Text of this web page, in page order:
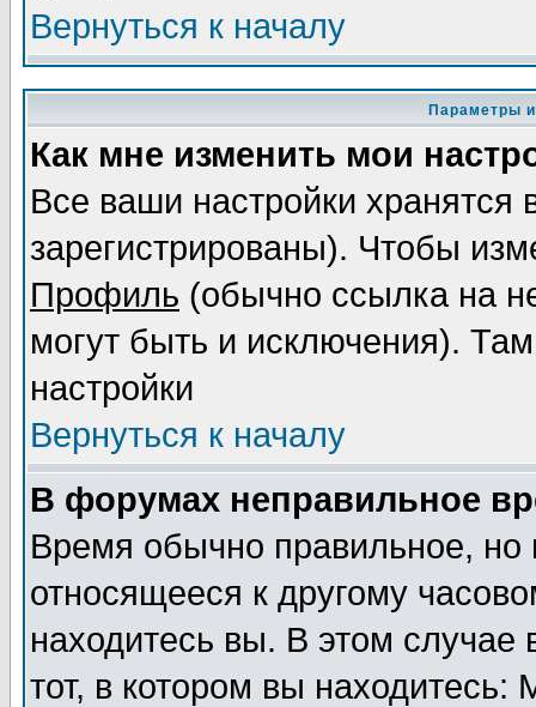
Вернуться к началу
Параметры
Как мне изменить мои
Все ваши настройки
зарегистрированы). Чтобы
Профиль (обычно ссылка на
могут быть и исключения).
настройки
Вернуться к началу
В форумах неправильное
Время обычно правильное,
относящееся к другому
находитесь вы. В этом
тот, в котором вы